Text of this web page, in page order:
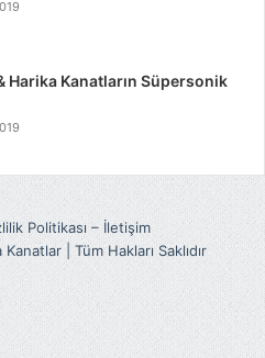
Harika Kanatların Süpersonik
Politikası – İletişim
| Tüm Hakları Saklıdır